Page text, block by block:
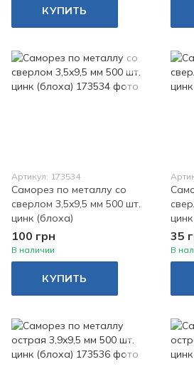
КУПИТЬ
Артикул: 173534
Саморез по металлу со
сверлом 3,5x9,5 мм 500 шт.
цинк (блоха)
100 грн
В наличии
КУПИТЬ
35
В